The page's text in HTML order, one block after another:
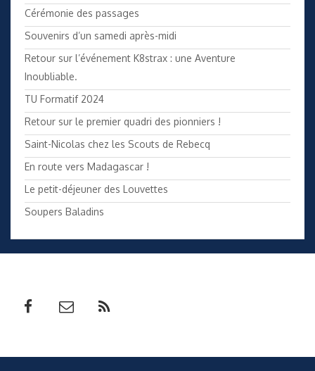
Cérémonie des passages
Souvenirs d’un samedi après-midi
Retour sur l’événement K8strax : une Aventure
Inoubliable.
TU Formatif 2024
Retour sur le premier quadri des pionniers !
Saint-Nicolas chez les Scouts de Rebecq
En route vers Madagascar !
Le petit-déjeuner des Louvettes
Soupers Baladins